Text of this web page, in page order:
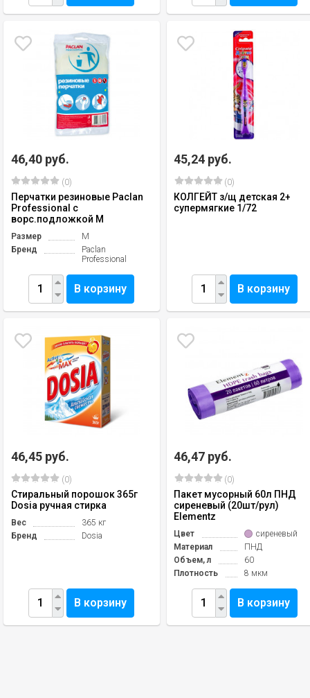
46,40 руб.
(0)
Перчатки резиновые Paclan
Professional с
ворс.подложкой M
Размер
M
Бренд
Paclan
Professional
В корзину
45,24 руб.
(0)
КОЛГЕЙТ з/щ детская 2+
супермягкие 1/72
В корзину
46,45 руб.
(0)
Стиральный порошок 365г
Dosia ручная стирка
Вес
365 кг
Бренд
Dosia
В корзину
46,47 руб.
(0)
Пакет мусорный 60л ПНД
сиреневый (20шт/рул)
Elementz
Цвет
сиреневый
Материал
ПНД
Объем, л
60
Плотность
8 мкм
В корзину